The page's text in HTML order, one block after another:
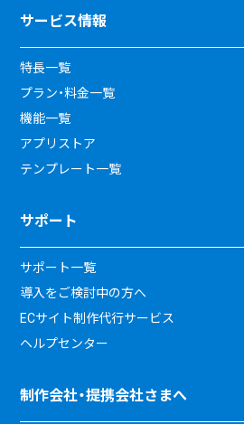
サービス情報
特長一覧
プラン・料金一覧
機能一覧
アプリストア
テンプレート一覧
サポート
サポート一覧
導入をご検討中の方へ
ECサイト制作代行サービス
ヘルプセンター
制作会社・提携会社さまへ